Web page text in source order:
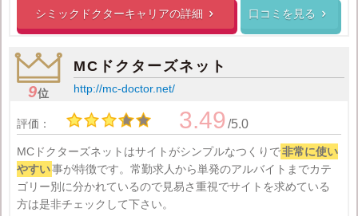
シミックドクターキャリアの詳細  口コミを見る 
9位
MCドクターズネット
http://mc-doctor.net/
評価： 3.49 /5.0
MCドクターズネットはサイトがシンプルなつくりで非常に使い
やすい事が特徴です。常勤求人から単発のアルバイトまでカテ
ゴリー別に分かれているので見易さ重視でサイトを求めている
方は是非チェックして下さい。